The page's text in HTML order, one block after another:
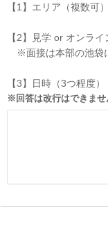
【1】エリア（複数可）
【2】見学 or オンラ
※面接は本部の池袋
【3】日時（3つ程度）
※回答は改行はできませ